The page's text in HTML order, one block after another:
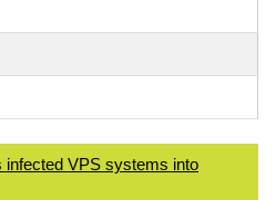
VPS systems into